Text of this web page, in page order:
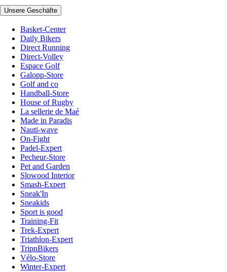
Unsere Geschäfte
Basket-Center
Daily Bikers
Direct Running
Direct-Volley
Espace Golf
Galopp-Store
Golf and co
Handball-Store
House of Rugby
La sellerie de Maé
Made in Paradis
Nauti-wave
On-Fight
Padel-Expert
Pecheur-Store
Pet and Garden
Slowood Interior
Smash-Expert
Sneak'In
Sneakids
Sport is good
Training-Fit
Trek-Expert
Triathlon-Expert
TripnBikers
Vélo-Store
Winter-Expert